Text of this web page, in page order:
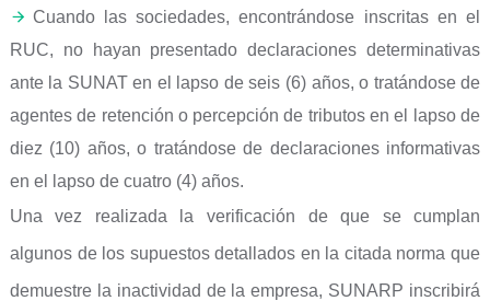
Cuando las sociedades, encontrándose inscritas en el
RUC, no hayan presentado declaraciones determinativas
ante la SUNAT en el lapso de seis (6) años, o tratándose de
agentes de retención o percepción de tributos en el lapso de
diez (10) años, o tratándose de declaraciones informativas
en el lapso de cuatro (4) años.
Una vez realizada la verificación de que se cumplan
algunos de los supuestos detallados en la citada norma que
demuestre la inactividad de la empresa, SUNARP inscribirá